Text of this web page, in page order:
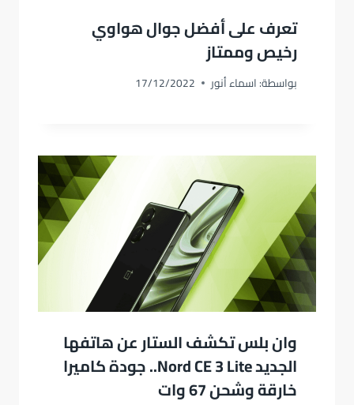
تعرف على أفضل جوال هواوي
رخيص وممتاز
بواسطة:اسماء أنور 17/12/2022
وان بلس تكشف الستار عن هاتفها
الجديد Nord CE 3 Lite.. جودة كاميرا
خارقة وشحن 67 وات